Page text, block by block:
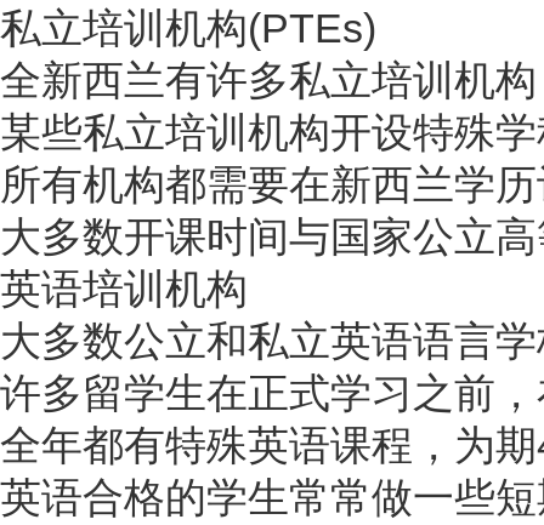
私立培训机构(PTEs)
全新西兰有许多私立培训机构
某些私立培训机构开设特殊
所有机构都需要在新西兰学
大多数开课时间与国家公立
英语培训机构
大多数公立和私立英语语言
许多留学生在正式学习之前
全年都有特殊英语课程，为
英语合格的学生常常做一些